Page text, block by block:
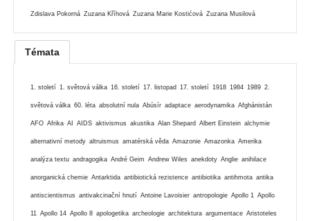
Zdislava Pokorná Zuzana Kříhová Zuzana Marie Kostićová Zuzana Musilová
Témata
1. století 1. světová válka 16. století 17. listopad 17. století 1918 1984 1989 2.
světová válka 60. léta absolutní nula Abúsír adaptace aerodynamika Afghánistán
AFO Afrika AI AIDS aktivismus akustika Alan Shepard Albert Einstein alchymie
alternativní metody altruismus amatérská věda Amazonie Amazonka Amerika
analýza textu andragogika André Geim Andrew Wiles anekdoty Anglie anihilace
anorganická chemie Antarktida antibiotická rezistence antibiotika antihmota antika
antiscientismus antivakcinační hnutí Antoine Lavoisier antropologie Apollo 1 Apollo
11 Apollo 14 Apollo 8 apologetika archeologie architektura argumentace Aristoteles